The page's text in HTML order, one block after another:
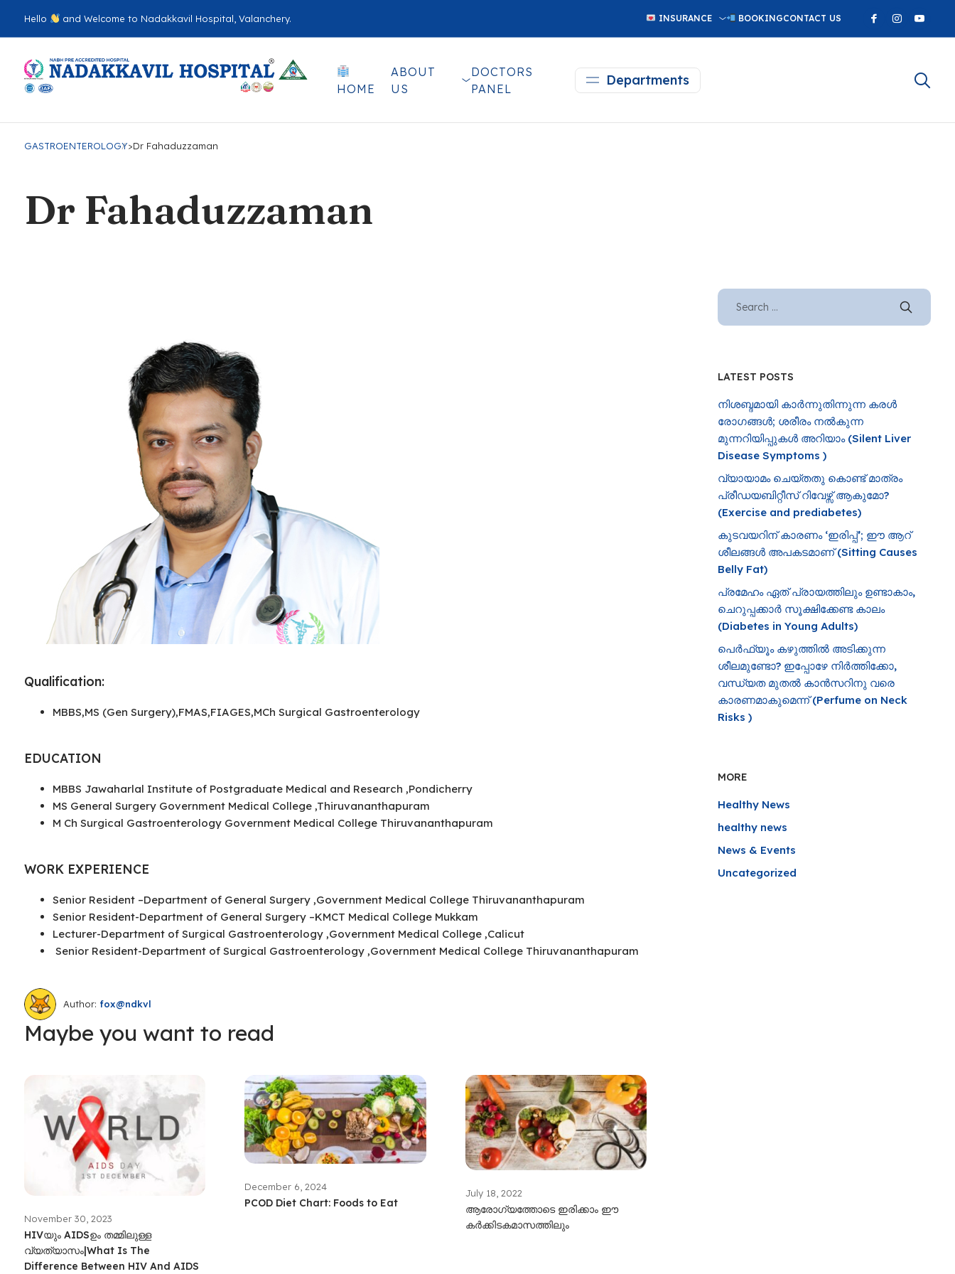
Hello and Welcome to Nadakkavil Hospital, Valanchery. INSURANCE BOOKINGCONTACT US
Departments
HOME
ABOUT
US
DOCTORS
PANEL
GASTROENTEROLOGY>Dr Fahaduzzaman
Dr Fahaduzzaman
Qualification:
MBBS,MS (Gen Surgery),FMAS,FIAGES,MCh Surgical Gastroenterology
EDUCATION
MBBS Jawaharlal Institute of Postgraduate Medical and Research ,Pondicherry
MS General Surgery Government Medical College ,Thiruvananthapuram
M Ch Surgical Gastroenterology Government Medical College Thiruvananthapuram
WORK EXPERIENCE
Senior Resident –Department of General Surgery ,Government Medical College Thiruvananthapuram
Senior Resident-Department of General Surgery –KMCT Medical College Mukkam
Lecturer-Department of Surgical Gastroenterology ,Government Medical College ,Calicut
Senior Resident-Department of Surgical Gastroenterology ,Government Medical College Thiruvananthapuram
Author: fox@ndkvl
Maybe you want to read
November 30, 2023
HIVയും AIDSഉം തമ്മിലുള്ള
വ്യത്യാസം|What Is The
Difference Between HIV And AIDS
December 6, 2024
PCOD Diet Chart: Foods to Eat
July 18, 2022
ആരോഗ്യത്തോടെ ഇരിക്കാം ഈ
കർക്കിടകമാസത്തിലും
LATEST POSTS
നിശബ്ദമായി കാർന്നുതിന്നുന്ന കരൾ
രോഗങ്ങൾ; ശരീരം നൽകുന്ന
മുന്നറിയിപ്പുകൾ അറിയാം (Silent Liver
Disease Symptoms )
വ്യായാമം ചെയ്തതു കൊണ്ട് മാത്രം
പ്രീഡയബിറ്റീസ് റിവേഴ്സ് ആകുമോ?
(Exercise and prediabetes)
കുടവയറിന് കാരണം ‘ഇരിപ്പ്’; ഈ ആറ്
ശീലങ്ങൾ അപകടമാണ് (Sitting Causes
Belly Fat)
പ്രമേഹം ഏത് പ്രായത്തിലും ഉണ്ടാകാം,
ചെറുപ്പക്കാർ സൂക്ഷിക്കേണ്ട കാലം
(Diabetes in Young Adults)
പെർഫ്യൂം കഴുത്തിൽ അടിക്കുന്ന
ശീലമുണ്ടോ? ഇപ്പോഴേ നിർത്തിക്കോ,
വന്ധ്യത മുതൽ കാൻസറിനു വരെ
കാരണമാകുമെന്ന് (Perfume on Neck
Risks )
MORE
Healthy News
healthy news
News & Events
Uncategorized